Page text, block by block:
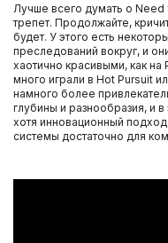
Лучше всего думать о
трепет. Продолжайте,
будет. У этого есть
преследований вокруг, и
хаотично красивыми, как
много играли в Hot Pursuit
намного более
глубины и разнообразия, и
хотя инновационный
системы достаточно для